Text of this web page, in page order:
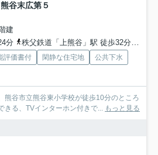
谷末広第５
建
分
秩父鉄道「上熊谷」駅 徒歩32分
評価書付 閑静な住宅地
公共下水
熊谷市立熊谷東小学校が徒歩10分のところ
きる、TVインターホン付きで... もっと見る